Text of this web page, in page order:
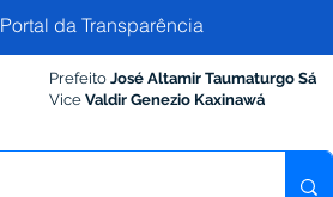
Portal da Transparência
Prefeito José Altamir Taumaturgo Sá
Vice Valdir Genezio Kaxinawá